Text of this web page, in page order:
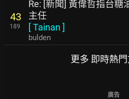
43
189
Re: [新聞] 黃偉哲指台糖
主任
[Tainan ]
bulden
更多 即時熱門
廣告